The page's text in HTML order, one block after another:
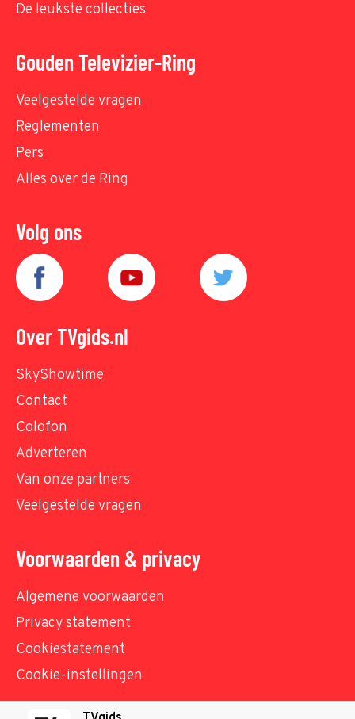
De leukste collecties
Gouden Televizier-Ring
Veelgestelde vragen
Reglementen
Pers
Alles over de Ring
Volg ons
Over TVgids.nl
SkyShowtime
Contact
Colofon
Adverteren
Van onze partners
Veelgestelde vragen
Voorwaarden & privacy
Algemene voorwaarden
Privacy statement
Cookiestatement
Cookie-instellingen